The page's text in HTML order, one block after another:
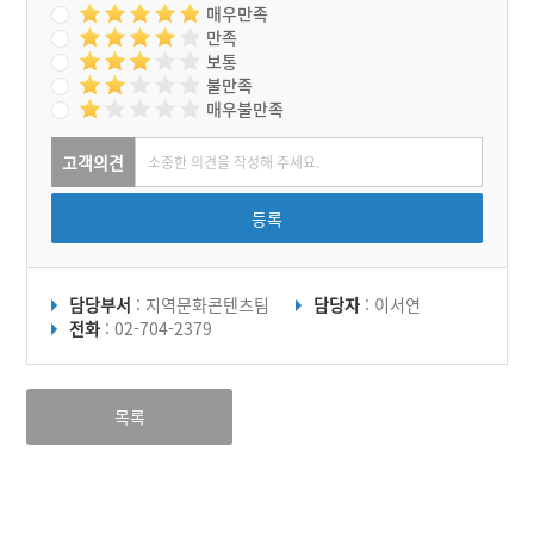
매우만족
만족
보통
불만족
매우불만족
고객의견
등록
담당부서 : 지역문화콘텐츠팀 담당자 : 이서연
전화 : 02-704-2379
목록